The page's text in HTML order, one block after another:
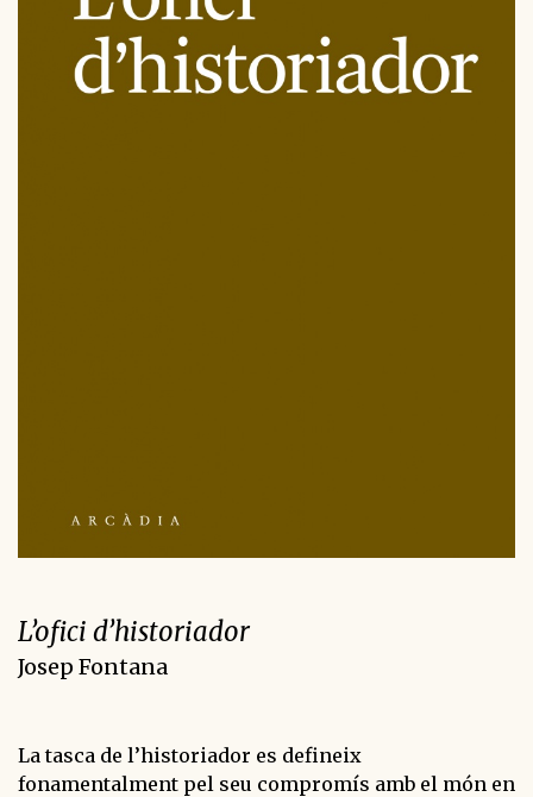
L’ofici d’historiador
Josep Fontana
La tasca de l’historiador es defineix
fonamentalment pel seu compromís amb el món en